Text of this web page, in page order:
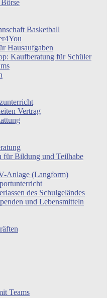
Basketball
Hausaufgaben
Kaufberatung für Schüler
Vertrag
für Bildung und Teilhabe
Anlage (Langform)
des Schulgeländes
und Lebensmitteln
Teams